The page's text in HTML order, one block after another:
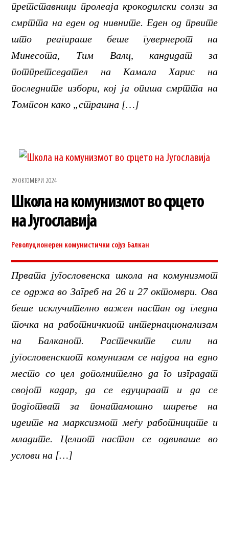
претставници пролеаја крокодилски солзи за
смртта на еден од нивните. Еден од првите
што реагираше беше гувернерот на
Минесота, Тим Валц, кандидат за
потпретседател на Камала Харис на
последните избори, кој ја опиша смртта на
Томпсон како „страшна […]
29 ОКТОМВРИ 2024
Школа на комунизмот во срцето
на Југославија
Револуционерен комунистички сојуз Балкан
Првата југословенска школа на комунизмот
се одржа во Загреб на 26 и 27 октомври. Ова
беше исклучително важен настан од гледна
точка на работничкиот интернационализам
на Балканот. Растечките сили на
југословенскиот комунизам се најдоа на едно
место со цел дополнително да го изградат
својот кадар, да се едуцираат и да се
подготват за понатамошно ширење на
идеите на марксизмот меѓу работниците и
младите. Целиот настан се одвиваше во
услови на […]